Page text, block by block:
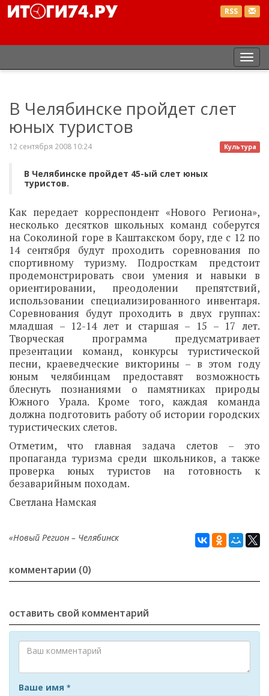
RSS
В Челябинске пройдет слет
юных туристов
Культура
12 сентября 2008 10:24
В Челябинске пройдет 45-ый слет юных
туристов.
Как передает корреспондент «Нового Региона»,
несколько десятков школьных команд соберутся
на Соколиной горе в Каштакском бору, где с 12 по
14 сентября будут проходить соревнования по
спортивному туризму. Подросткам предстоит
продемонстрировать свои умения и навыки в
ориентировании, преодолении препятствий,
использовании специализированного инвентаря.
Соревнования будут проходить в двух группах:
младшая – 12-14 лет и старшая – 15 – 17 лет.
Творческая программа предусматривает
презентации команд, конкурсы туристической
песни, краеведческие викторины – в этом году
юным челябинцам предоставят возможность
блеснуть познаниями о памятниках природы
Южного Урала. Кроме того, каждая команда
должна подготовить работу об истории городских
туристических слетов.
Отметим, что главная задача слетов – это
пропаганда туризма среди школьников, а также
проверка юных туристов на готовность к
безаварийным походам.
Светлана Намская
«Новый Регион – Челябинск
комментарии (0)
оставить свой комментарий
Ваше имя *